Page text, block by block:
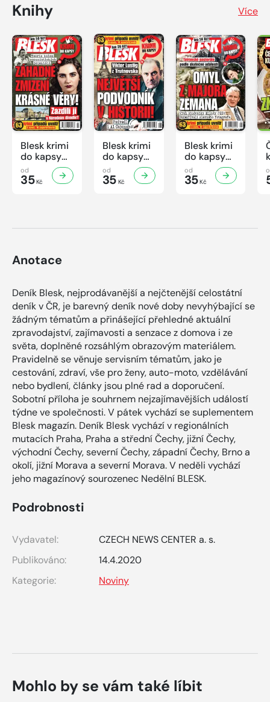
Knihy Více
Blesk krimi
do kapsy
č.7/2026
od
35Kč
Blesk krimi
do kapsy
č.6/2026
od
35Kč
Blesk krimi
do kapsy
č.5/2026
od
35Kč
Anotace
Deník Blesk, nejprodávanější a nejčtenější celostátní
deník v ČR, je barevný deník nové doby nevyhýbající se
žádným tématům a přinášející přehledné aktuální
zpravodajství, zajímavosti a senzace z domova i ze
světa, doplněné rozsáhlým obrazovým materiálem.
Pravidelně se věnuje servisním tématům, jako je
cestování, zdraví, vše pro ženy, auto-moto, vzdělávání
nebo bydlení, články jsou plné rad a doporučení.
Sobotní příloha je souhrnem nejzajímavějších událostí
týdne ve společnosti. V pátek vychází se suplementem
Blesk magazín. Deník Blesk vychází v regionálních
mutacích Praha, Praha a střední Čechy, jižní Čechy,
východní Čechy, severní Čechy, západní Čechy, Brno a
okolí, jižní Morava a severní Morava. V neděli vychází
jeho magazínový sourozenec Nedělní BLESK.
Podrobnosti
Vydavatel:
CZECH NEWS CENTER a. s.
Publikováno:
14.4.2020
Kategorie:
Noviny
Mohlo by se vám také líbit